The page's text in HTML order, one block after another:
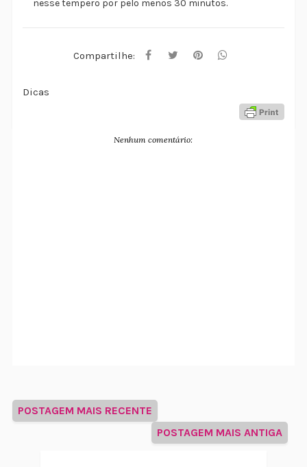
nesse tempero por pelo menos 30 minutos.
Compartilhe:
Dicas
Nenhum comentário:
POSTAGEM MAIS RECENTE
POSTAGEM MAIS ANTIGA